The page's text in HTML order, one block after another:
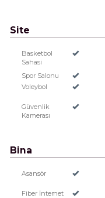
Site
Basketbol
Sahasi
Spor Salonu
Voleybol
Güvenlik
Kamerası
Bina
Asansör
Fiber İnternet